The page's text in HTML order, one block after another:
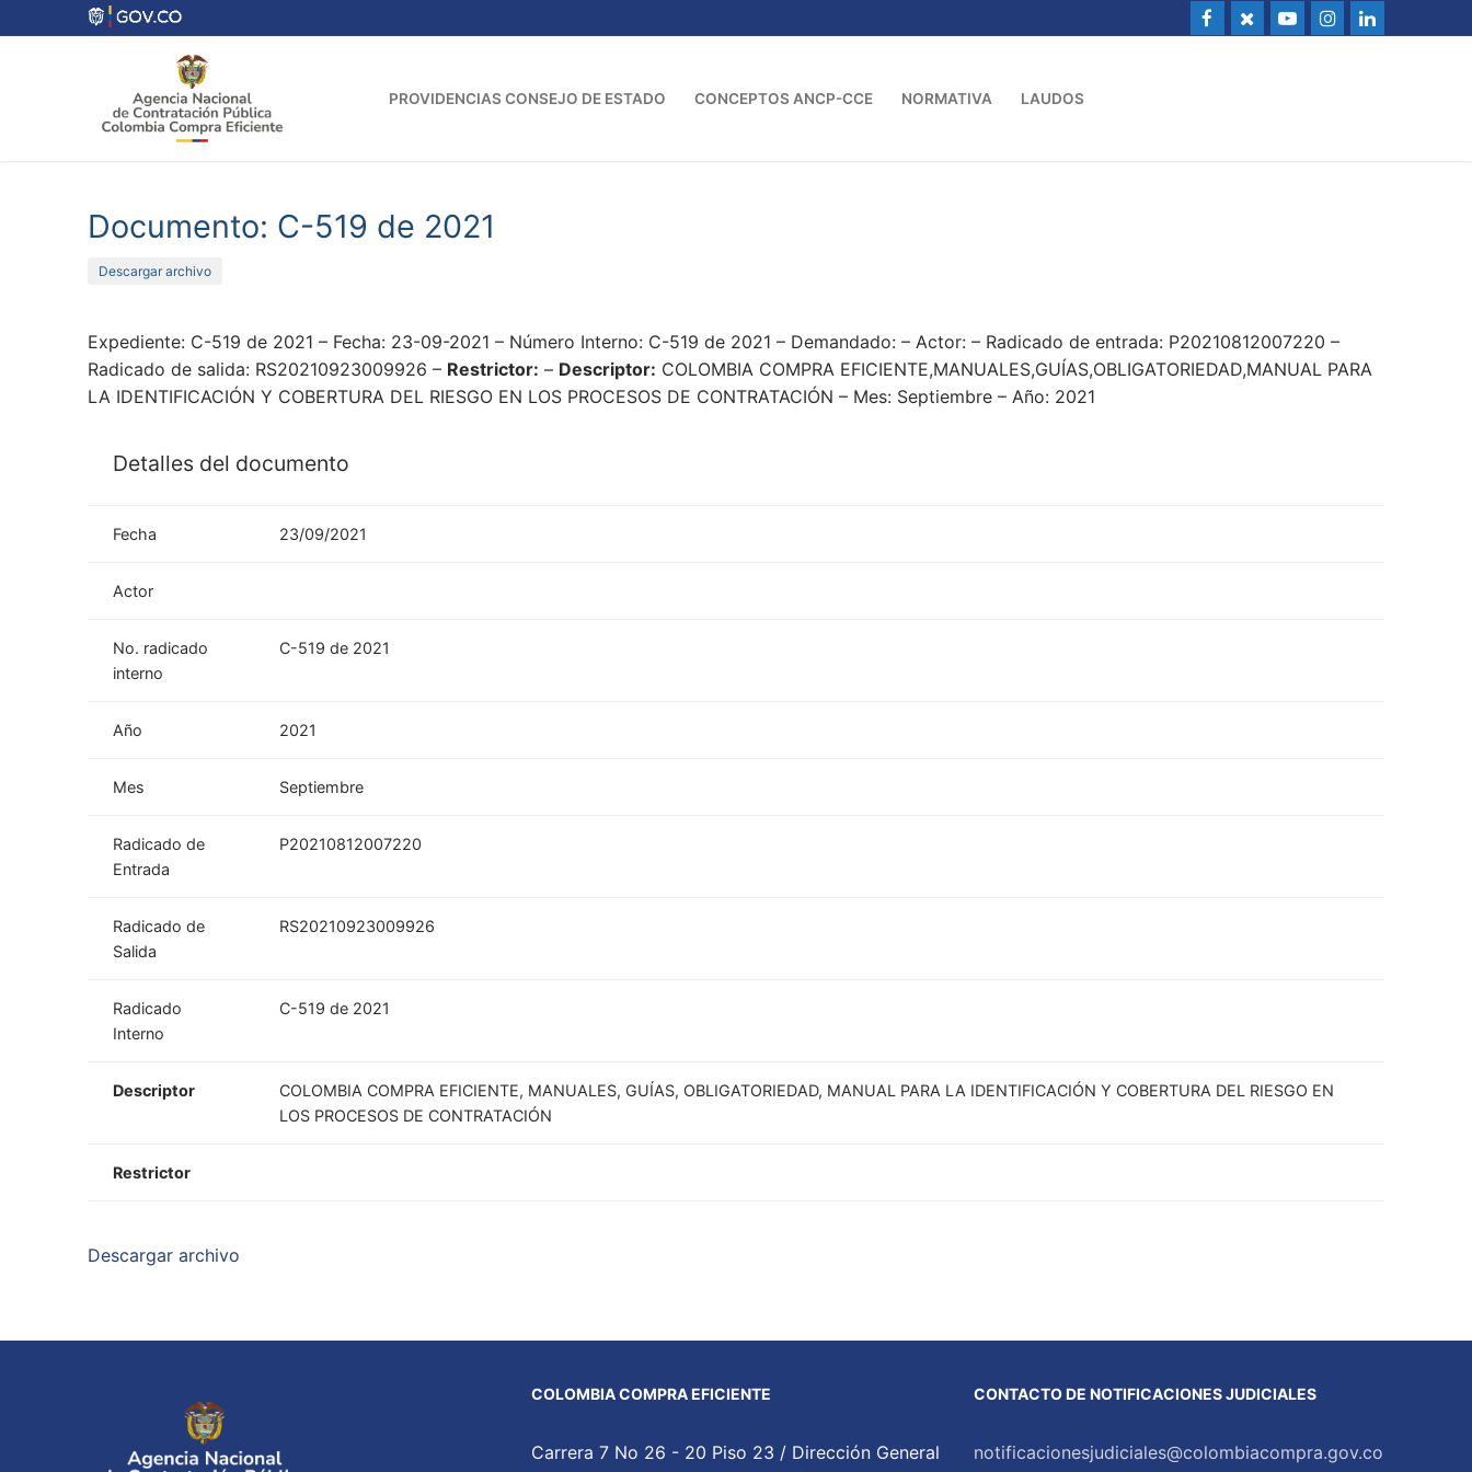
al
PROVIDENCIAS CONSEJO DE ESTADO CONCEPTOS ANCP-CCE NORMATIVA LAUDOS
Documento: C-519 de 2021
Descargar archivo
Expediente: C-519 de 2021 – Fecha: 23-09-2021 – Número Interno: C-519 de 2021 – Demandado: – Actor: – Radicado de entrada: P20210812007220 –
Radicado de salida: RS20210923009926 – Restrictor: – Descriptor: COLOMBIA COMPRA EFICIENTE,MANUALES,GUÍAS,OBLIGATORIEDAD,MANUAL PARA
LA IDENTIFICACIÓN Y COBERTURA DEL RIESGO EN LOS PROCESOS DE CONTRATACIÓN – Mes: Septiembre – Año: 2021
Detalles del documento
Fecha 23/09/2021
Actor
No. radicado
interno
C-519 de 2021
Año 2021
Mes Septiembre
Radicado de
Entrada
P20210812007220
Radicado de
Salida
RS20210923009926
Radicado
Interno
C-519 de 2021
Descriptor
COLOMBIA COMPRA EFICIENTE, MANUALES, GUÍAS, OBLIGATORIEDAD, MANUAL PARA LA IDENTIFICACIÓN Y COBERTURA DEL RIESGO EN
LOS PROCESOS DE CONTRATACIÓN
Restrictor
Descargar archivo
COLOMBIA COMPRA EFICIENTE
Carrera 7 No 26 - 20 Piso 23 / Dirección General
CONTACTO DE NOTIFICACIONES JUDICIALES
notificacionesjudiciales@colombiacompra.gov.co